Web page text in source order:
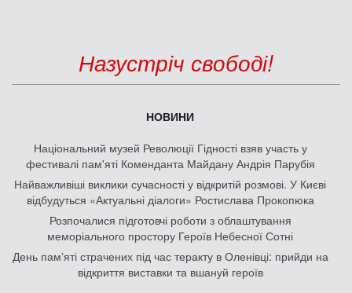
Назустріч свободі!
НОВИНИ
Національний музей Революції Гідності взяв участь у
фестивалі пам'яті Коменданта Майдану Андрія Парубія
Найважливіші виклики сучасності у відкритій розмові. У Києві
відбудуться «Актуальні діалоги» Ростислава Прокопюка
Розпочалися підготовчі роботи з облаштування
меморіального простору Героїв Небесної Сотні
День памʼяті страчених під час теракту в Оленівці: прийди на
відкриття виставки та вшануй героїв